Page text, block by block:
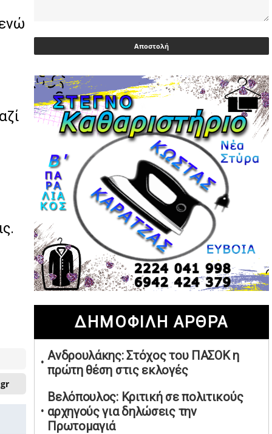
ΠΑΣΟΚ διεκδικεί ρόλο εναλλακτικής
πρότασης εξουσίας
Ακρίβεια: Με λίστα και περιορισμένες
επιλογές οι αγορές των νοικοκυριών
03/05/2026 | 07:59
Υεμένη: Σομαλοί πειρατές στο
πετρελαιοφόρο Eureka
03/05/2026 | 06:40
Αντιδρά μετά από 17 ημέρες νοσηλείας
ο Γιώργος Μυλωνάκης, τον
επισκέφτηκε ο πρωθυπουργός
02/05/2026 | 20:54
Μεντιλίμπαρ: Ξεχωριστό το κλίμα σε
κάθε παιχνίδι ΠΑΟΚ και Ολυμπιακού
02/05/2026 | 20:28
Περιστέρι: Ένταση μεταξύ ανηλίκων
άφησε δύο 15χρονους τραυματίες
Ηνωμένα Αραβικά Εμιράτα: Αίρουν
τους περιορισμούς στον εναέριο χώρο
Η Αθηνά Λινού αφήνει ανοιχτό το
ενδεχόμενο ένταξης στον νέο
ΔΗΜΟΦΙΛΗ ΑΡΘΡΑ
Ανδρουλάκης: Στόχος του ΠΑΣΟΚ η
πρώτη θέση στις εκλογές
Βελόπουλος: Κριτική σε πολιτικούς
αρχηγούς για δηλώσεις την
Πρωτομαγιά